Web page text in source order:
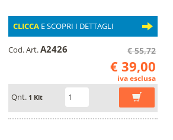
CLICCAE SCOPRI I DETTAGLI
Cod. Art.A2426 € 55,72
€ 39,00
iva esclusa
Qnt. 1 Kit